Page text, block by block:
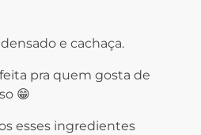
e cachaça.
pra quem gosta de
😁
esses ingredientes